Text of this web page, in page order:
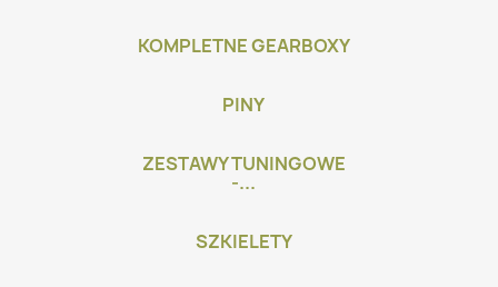
KOMPLETNE GEARBOXY
PINY
ZESTAWY TUNINGOWE
-...
SZKIELETY